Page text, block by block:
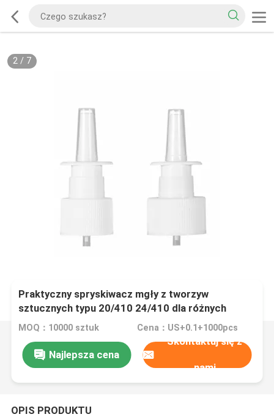
2/ 7
Praktyczny spryskiwacz mgły z tworzyw
sztucznych typu 20/410 24/410 dla różnych
butelek
MOQ：10000 sztuk Cena：US+0.1+1000pcs
Najlepsza cena
Skontaktuj się z
nami
OPIS PRODUKTU